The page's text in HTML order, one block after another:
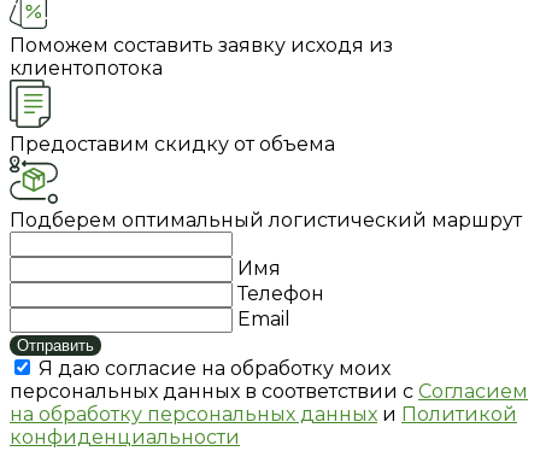
Поможем составить заявку исходя из
клиентопотока
Предоставим скидку от объема
Подберем оптимальный логистический маршрут
Имя
Телефон
Email
Отправить
Я даю согласие на обработку моих
персональных данных в соответствии с Согласием
на обработку персональных данных и Политикой
конфиденциальности